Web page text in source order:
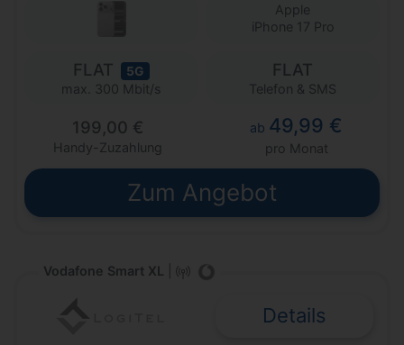
Apple
iPhone 17 Pro
FLAT 5G
max. 300 Mbit/s
FLAT
Telefon & SMS
199,00 €
Handy-Zuzahlung
ab 49,99 €
pro Monat
Zum Angebot
Vodafone Smart XL
Details